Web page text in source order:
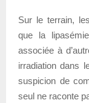
Sur le terrain,
que la
associée à
irradiation dans
suspicion de
seul ne raconte